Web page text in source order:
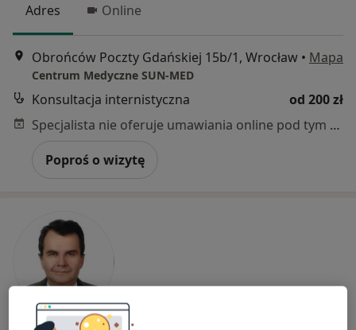
Adres Online
Obrońców Poczty Gdańskiej 15b/1, Wrocław • Mapa
Centrum Medyczne SUN-MED
Konsultacja internistyczna
od 200 zł
Specjalista nie oferuje umawiania online pod tym adresem.
Poproś o wizytę